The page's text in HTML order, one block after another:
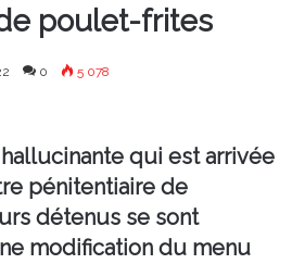
poulet-frites
0 5 078
qui est arrivée
pénitentiaire de
détenus se sont
modification du menu